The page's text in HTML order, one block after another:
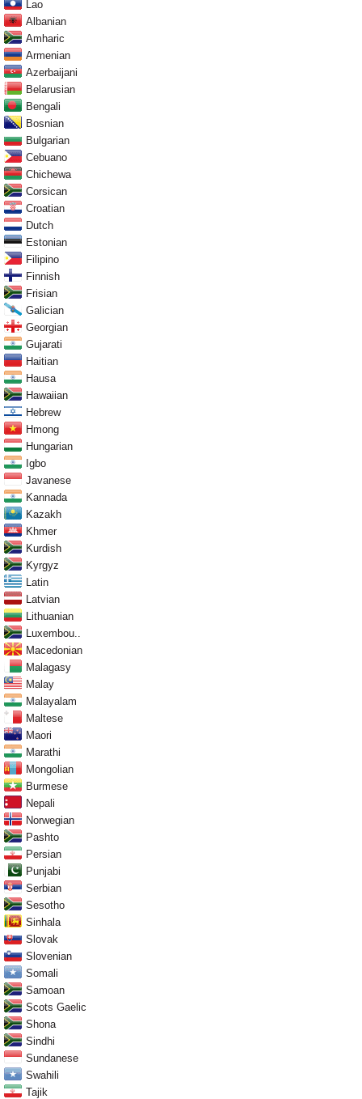
Lao
Albanian
Amharic
Armenian
Azerbaijani
Belarusian
Bengali
Bosnian
Bulgarian
Cebuano
Chichewa
Corsican
Croatian
Dutch
Estonian
Filipino
Finnish
Frisian
Galician
Georgian
Gujarati
Haitian
Hausa
Hawaiian
Hebrew
Hmong
Hungarian
Igbo
Javanese
Kannada
Kazakh
Khmer
Kurdish
Kyrgyz
Latin
Latvian
Lithuanian
Luxembou..
Macedonian
Malagasy
Malay
Malayalam
Maltese
Maori
Marathi
Mongolian
Burmese
Nepali
Norwegian
Pashto
Persian
Punjabi
Serbian
Sesotho
Sinhala
Slovak
Slovenian
Somali
Samoan
Scots Gaelic
Shona
Sindhi
Sundanese
Swahili
Tajik